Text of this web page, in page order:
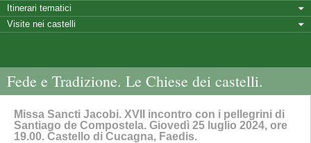
Itinerari tematici
Visite nei castelli
Fede e Tradizione. Le Chiese dei castelli.
Missa Sancti Jacobi. XVII incontro con i pellegrini di
Santiago de Compostela. Giovedì 25 luglio 2024, ore
19.00. Castello di Cucagna, Faedis.